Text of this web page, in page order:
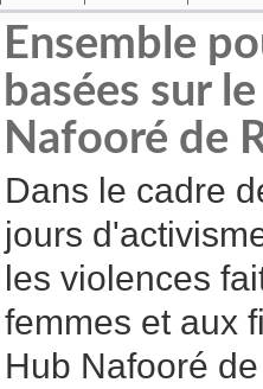
Ensemble
basées sur
Nafooré de
Dans le cadre
jours
les violences
femmes et aux
Hub Nafooré